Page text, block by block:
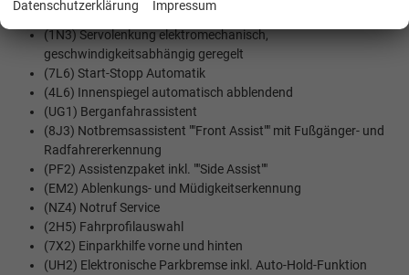
(1N3) Servolenkung elektromechanisch,
geschwindigkeitsabhängig geregelt
(7L6) Start-Stopp Automatik
(4L6) Innenspiegel automatisch abblendend
(UG1) Berganfahrassistent
(8J3) Notbremsassistent ""Front Assist"" mit Fußgänger- und
Radfahrererkennung
(PF2) Assistenzpaket inkl. ""Side Assist""
(EM2) Ablenkungs- und Müdigkeitserkennung
(NZ4) Notruf Service
(2H5) Fahrprofilauswahl
(7X2) Einparkhilfe vorne und hinten
(UH2) Elektronische Parkbremse inkl. Auto-Hold-Funktion
Datenschutzerklärung Impressum